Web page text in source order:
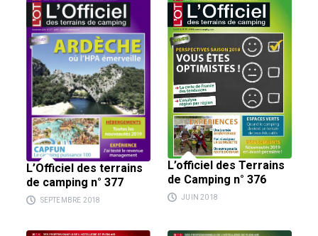
L’Officiel des terrains
de camping n° 377
SEPTEMBRE 2018
L’officiel des Terrains
de Camping n° 376
JUIN 2018